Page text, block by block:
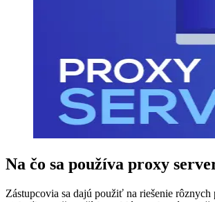
Na čo sa používa proxy
Zástupcovia sa dajú použiť na riešenie rôznych